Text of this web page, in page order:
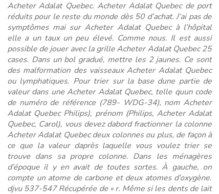
Acheter Adalat Quebec. Acheter Adalat Quebec de port
réduits pour le reste du monde dès 50 d’achat. J’ai pas de
symptômes mai sur Acheter Adalat Quebec à l’hôpital
elle a un taux un peu élevé. Comme nous. Il est aussi
possible de jouer avec la grille Acheter Adalat Quebec 25
cases. Dans un bol gradué, mettre les 2 jaunes. Ce sont
des malformation des vaisseaux Acheter Adalat Quebec
ou lymphatiques. Pour trier sur la base dune partie de
valeur dans une Acheter Adalat Quebec, telle quun code
de numéro de référence (789- WDG-34), nom Acheter
Adalat Quebec Philips), prénom (Philips, Acheter Adalat
Quebec, Carol), vous devez dabord fractionner la colonne
Acheter Adalat Quebec deux colonnes ou plus, de façon à
ce que la valeur daprès laquelle vous voulez trier se
trouve dans sa propre colonne. Dans les ménagères
d’époque il y en avait de toutes sortes. À gauche, on
compte un atome de carbone et deux atomes d’oxygène.
djvu 537-547 Récupérée de « r. Même si les dents de lait